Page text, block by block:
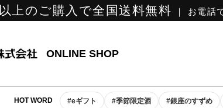
以上のご購入で全国送料無料 ｜ お電話
ONLINE SHOP
HOT WORD #eギフト #季節限定酒 #銀座のすずめ